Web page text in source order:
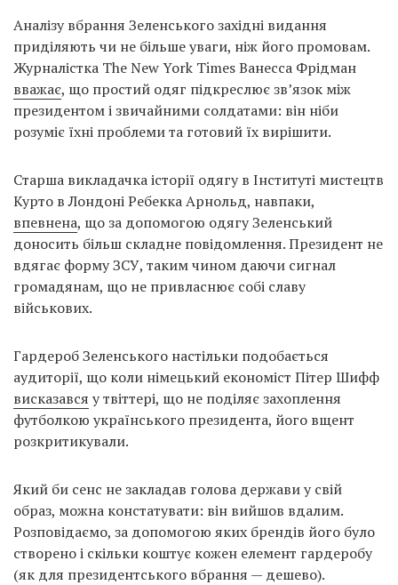
Аналізу вбрання Зеленського західні видання
приділяють чи не більше уваги, ніж його промовам.
Журналістка The New York Times Ванесса Фрідман
вважає, що простий одяг підкреслює зв’язок між
президентом і звичайними солдатами: він ніби
розуміє їхні проблеми та готовий їх вирішити.
Старша викладачка історії одягу в Інституті мистецтв
Курто в Лондоні Ребекка Арнольд, навпаки,
впевнена, що за допомогою одягу Зеленський
доносить більш складне повідомлення. Президент не
вдягає форму ЗСУ, таким чином даючи сигнал
громадянам, що не привласнює собі славу
військових.
Гардероб Зеленського настільки подобається
аудиторії, що коли німецький економіст Пітер Шифф
висказався у твіттері, що не поділяє захоплення
футболкою українського президента, його вщент
розкритикували.
Який би сенс не закладав голова держави у свій
образ, можна констатувати: він вийшов вдалим.
Розповідаємо, за допомогою яких брендів його було
створено і скільки коштує кожен елемент гардеробу
(як для президентського вбрання — дешево).